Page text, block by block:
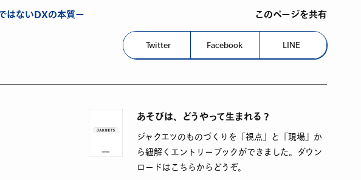
はないDXの本質ー
このページを共有
Twitter Facebook LINE
あそびは、どうやって生まれる？
ジャクエツのものづくりを「視点」と「現場」か
ら紐解くエントリーブックができました。ダウン
ロードはこちらからどうぞ。